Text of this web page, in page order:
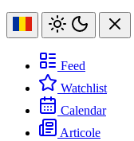
Feed
Watchlist
Calendar
Articole